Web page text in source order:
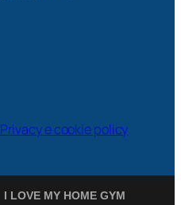
Privacy e cookie policy
I LOVE MY HOME GYM